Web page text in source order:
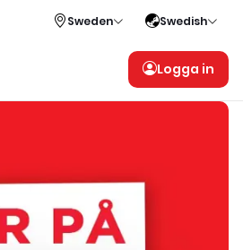
Sweden Swedish
Logga in